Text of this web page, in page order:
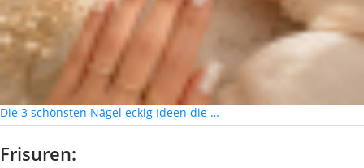
Die 3 schönsten Nägel eckig Ideen die …
Frisuren: